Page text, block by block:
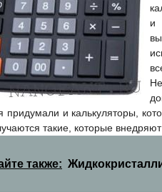
и
придумали и калькуляторы,
такие, которые
также: